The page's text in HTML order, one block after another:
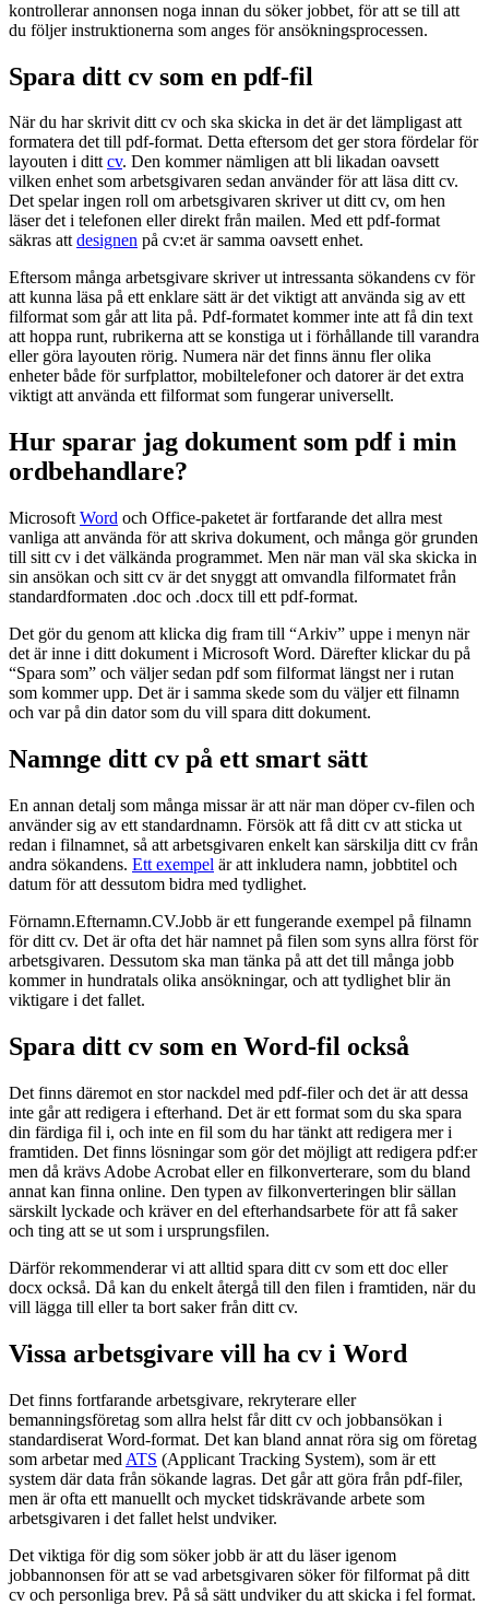
kontrollerar annonsen noga innan du söker jobbet, för att se till att
du följer instruktionerna som anges för ansökningsprocessen.
Spara ditt cv som en pdf-fil
När du har skrivit ditt cv och ska skicka in det är det lämpligast att
formatera det till pdf-format. Detta eftersom det ger stora fördelar för
layouten i dittcv. Den kommer nämligen att bli likadan oavsett
vilken enhet som arbetsgivaren sedan använder för att läsa ditt cv.
Det spelar ingen roll om arbetsgivaren skriver ut ditt cv, om hen
läser det i telefonen eller direkt från mailen. Med ett pdf-format
säkras attdesignen på cv:et är samma oavsett enhet.
Eftersom många arbetsgivare skriver ut intressanta sökandens cv för
att kunna läsa på ett enklare sätt är det viktigt att använda sig av ett
filformat som går att lita på. Pdf-formatet kommer inte att få din text
att hoppa runt, rubrikerna att se konstiga ut i förhållande till varandra
eller göra layouten rörig. Numera när det finns ännu fler olika
enheter både för surfplattor, mobiltelefoner och datorer är det extra
viktigt att använda ett filformat som fungerar universellt.
Hur sparar jag dokument som pdf i min
ordbehandlare?
Microsoft Word och Office-paketet är fortfarande det allra mest
vanliga att använda för att skriva dokument, och många gör grunden
till sitt cv i det välkända programmet. Men när man väl ska skicka in
sin ansökan och sitt cv är det snyggt att omvandla filformatet från
standardformaten .doc och .docx till ett pdf-format.
Det gör du genom att klicka dig fram till “Arkiv” uppe i menyn när
det är inne i ditt dokument i Microsoft Word. Därefter klickar du på
“Spara som” och väljer sedan pdf som filformat längst ner i rutan
som kommer upp. Det är i samma skede som du väljer ett filnamn
och var på din dator som du vill spara ditt dokument.
Namnge ditt cv på ett smart sätt
En annan detalj som många missar är att när man döper cv-filen och
använder sig av ett standardnamn. Försök att få ditt cv att sticka ut
redan i filnamnet, så att arbetsgivaren enkelt kan särskilja ditt cv från
andra sökandens. Ett exempel är att inkludera namn, jobbtitel och
datum för att dessutom bidra med tydlighet.
Förnamn.Efternamn.CV.Jobb är ett fungerande exempel på filnamn
för ditt cv. Det är ofta det här namnet på filen som syns allra först för
arbetsgivaren. Dessutom ska man tänka på att det till många jobb
kommer in hundratals olika ansökningar, och att tydlighet blir än
viktigare i det fallet.
Spara ditt cv som en Word-fil också
Det finns däremot en stor nackdel med pdf-filer och det är att dessa
inte går att redigera i efterhand. Det är ett format som du ska spara
din färdiga fil i, och inte en fil som du har tänkt att redigera mer i
framtiden. Det finns lösningar som gör det möjligt att redigera pdf:er
men då krävs Adobe Acrobat eller en filkonverterare, som du bland
annat kan finna online. Den typen av filkonverteringen blir sällan
särskilt lyckade och kräver en del efterhandsarbete för att få saker
och ting att se ut som i ursprungsfilen.
Därför rekommenderar vi att alltid spara ditt cv som ett doc eller
docx också. Då kan du enkelt återgå till den filen i framtiden, när du
vill lägga till eller ta bort saker från ditt cv.
Vissa arbetsgivare vill ha cv i Word
Det finns fortfarande arbetsgivare, rekryterare eller
bemanningsföretag som allra helst får ditt cv och jobbansökan i
standardiserat Word-format. Det kan bland annat röra sig om företag
som arbetar med ATS (Applicant Tracking System), som är ett
system där data från sökande lagras. Det går att göra från pdf-filer,
men är ofta ett manuellt och mycket tidskrävande arbete som
arbetsgivaren i det fallet helst undviker.
Det viktiga för dig som söker jobb är att du läser igenom
jobbannonsen för att se vad arbetsgivaren söker för filformat på ditt
cv och personliga brev. På så sätt undviker du att skicka i fel format.